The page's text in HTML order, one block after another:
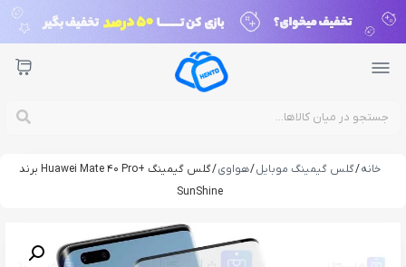
خانه/گلس گیمینگ موبایل/هواوی
/ گلس گیمینگ +Huawei Mate 40 Pro برند
SunShine